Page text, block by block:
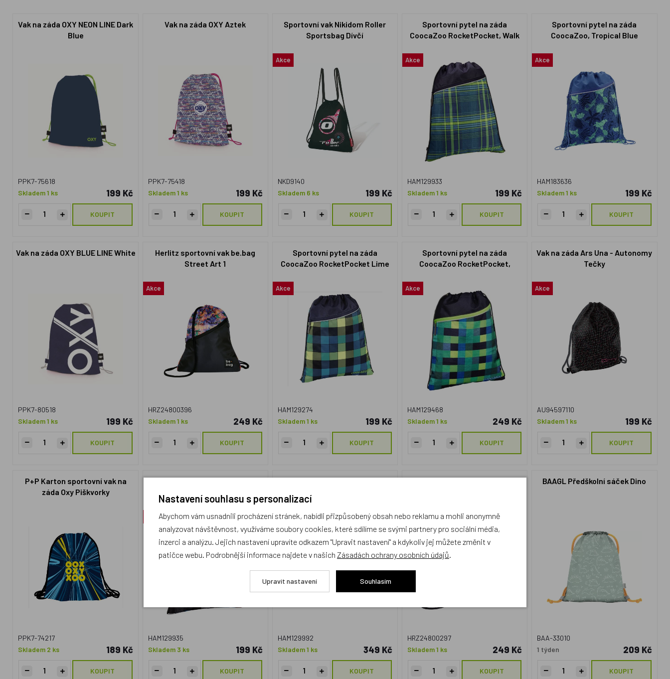
Vak na záda OXY NEON LINE Dark
Blue
PPK7-75618
Skladem 1 ks
199 Kč
KOUPIT
Vak na záda OXY Aztek
PPK7-75418
Skladem 1 ks
199 Kč
KOUPIT
Sportovní vak Nikidom Roller
Sportsbag Dívčí
Akce
NKD9140
Skladem 6 ks
199 Kč
KOUPIT
Sportovní pytel na záda
CoocaZoo RocketPocket, Walk
Akce
HAM129933
Skladem 1 ks
199 Kč
KOUPIT
Sportovní pytel na záda
CoocaZoo, Tropical Blue
Akce
HAM183636
Skladem 1 ks
199 Kč
KOUPIT
Vak na záda OXY BLUE LINE White
PPK7-80518
Skladem 1 ks
199 Kč
KOUPIT
Herlitz sportovní vak be.bag
Street Art 1
Akce
HRZ24800396
Skladem 1 ks
249 Kč
KOUPIT
Sportovní pytel na záda
CoocaZoo RocketPocket Lime
Akce
HAM129274
Skladem 1 ks
199 Kč
KOUPIT
Sportovní pytel na záda
CoocaZoo RocketPocket,
Akce
HAM129468
Skladem 1 ks
249 Kč
KOUPIT
Vak na záda Ars Una - Autonomy
Tečky
Akce
AU94597110
Skladem 1 ks
199 Kč
KOUPIT
P+P Karton sportovní vak na
záda Oxy Piškvorky
PPK7-74217
Skladem 2 ks
189 Kč
KOUPIT
Sportovní pytel na záda
Checkmate
Akce
HAM129935
Skladem 3 ks
199 Kč
KOUPIT
Sportovní pytel na záda
Patch, KAŽDÝ KUS JE ORIGINÁL
Akce
HAM129992
Skladem 1 ks
349 Kč
KOUPIT
Herlitz sportovní vak be.bag
Akce
HRZ24800297
Skladem 1 ks
249 Kč
KOUPIT
BAAGL Předškolní sáček Dino
BAA-33010
1 týden
209 Kč
KOUPIT
Nastavení souhlasu s personalizací
Abychom vám usnadnili procházení stránek, nabídli přizpůsobený obsah nebo reklamu a mohli anonymně
analyzovat návštěvnost, využíváme soubory cookies, které sdílíme se svými partnery pro sociální média,
inzerci a analýzu. Jejich nastavení upravíte odkazem "Upravit nastavení" a kdykoliv jej můžete změnit v
patičce webu. Podrobnější informace najdete v našich Zásadách ochrany osobních údajů
Upravit nastavení Souhlasím